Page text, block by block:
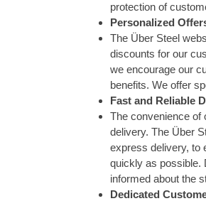
protection of
Personalized
The Über Steel
discounts for our
we encourage our
benefits. We offer
Fast and Reliable
The convenience of
delivery. The Über
express delivery, to
quickly as possible.
informed about the
Dedicated